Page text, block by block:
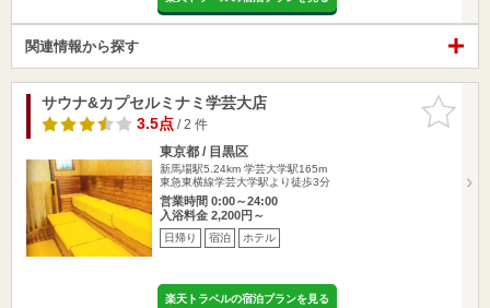
関連情報から探す
お気に入
りに追加
サウナ&カプセルミナミ学芸大店
3.5点/ 2 件
東京都 / 目黒区
新馬場駅5.24km 学芸大学駅165m
東急東横線学芸大学駅より徒歩3分
営業時間 0:00～24:00
入浴料金 2,200円～
日帰り 宿泊 ホテル
楽天トラベルの宿泊プランを見る